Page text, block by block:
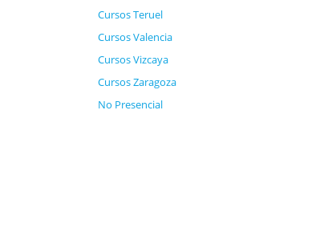
Cursos Teruel
Cursos Valencia
Cursos Vizcaya
Cursos Zaragoza
No Presencial